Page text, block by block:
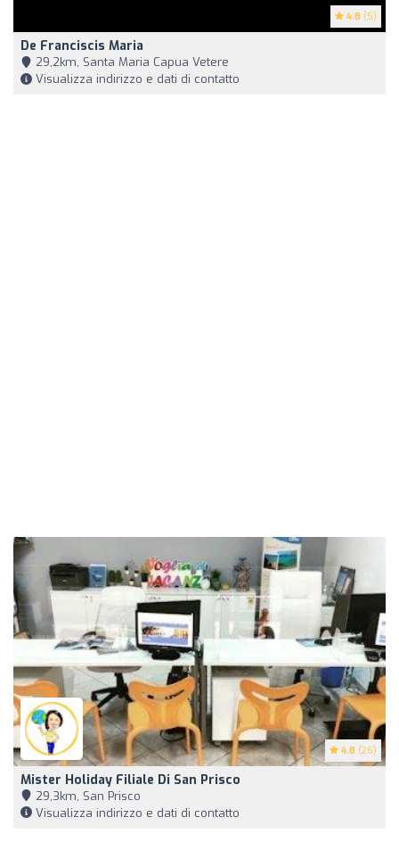
4.8 (5)
De Franciscis Maria
29,2km, Santa Maria Capua Vetere
Visualizza indirizzo e dati di contatto
4.8 (26)
Mister Holiday Filiale Di San Prisco
29,3km, San Prisco
Visualizza indirizzo e dati di contatto